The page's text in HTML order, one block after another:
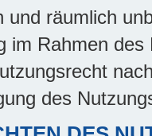
und räumlich
im Rahmen
des